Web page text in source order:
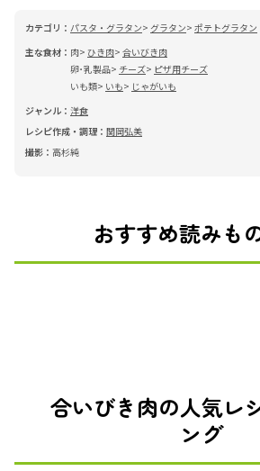
カテゴリ： パスタ・グラタン グラタン
ポテトグラタン
主な食材： 肉 ひき肉 合いびき肉
卵･乳製品
チーズ
ピザ用チーズ
いも類
いも
じゃがいも
ジャンル： 洋食
レシピ作成・調理： 関岡弘美
撮影： 高杉純
おすすめ読みも
合いびき肉の人気レ
ング